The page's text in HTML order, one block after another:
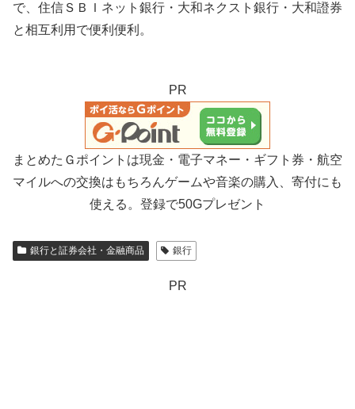
で、住信ＳＢＩネット銀行・大和ネクスト銀行・大和證券
と相互利用で便利便利。
PR
まとめたＧポイントは現金・電子マネー・ギフト券・航空
マイルへの交換はもちろんゲームや音楽の購入、寄付にも
使える。登録で50Gプレゼント
銀行と証券会社・金融商品 銀行
PR